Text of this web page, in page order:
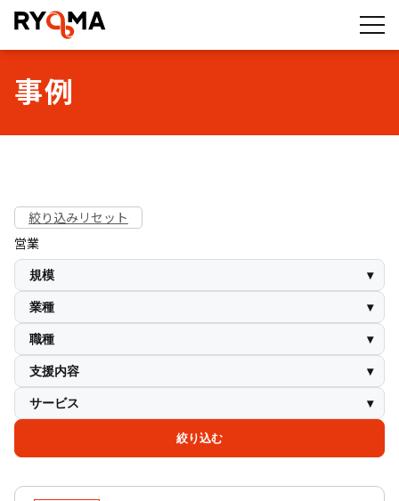
株式会社RYOMA
事例
絞り込みリセット
営業
絞り込む
規模
業種
職種
支援内容
サービス
1-30名 31-50名 51～100名 101～300名
301～500名
1000名～
その他（サービス）
IT・テクノロジー
人材・HR
広告・マーケティング
士業（法律・会計・労務）
営業 企画・プロダクト・デザイン
エンジニア
人事バックオフィス
採用ブランディング・集客支援
求人広告運用・媒体改善
採用戦略設計・改善
事業・採用の立上げ支援
採用顧問(採用コンサルティング)